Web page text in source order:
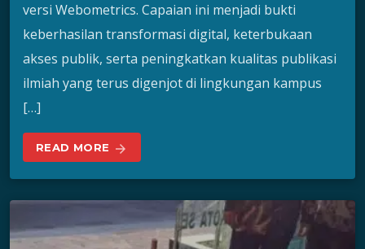
versi Webometrics. Capaian ini menjadi bukti
keberhasilan transformasi digital, keterbukaan
akses publik, serta peningkatkan kualitas publikasi
ilmiah yang terus digenjot di lingkungan kampus
[…]
READ MORE arrow_forward